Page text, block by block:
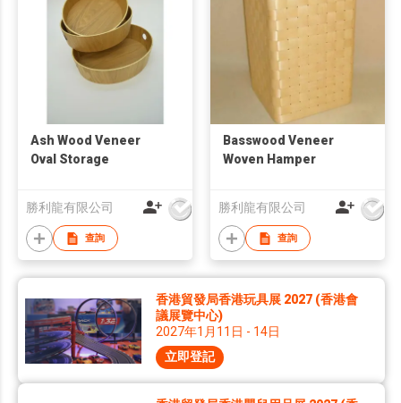
Ash Wood Veneer
Oval Storage
勝利龍有限公司
查詢
Basswood Veneer
Woven Hamper
勝利龍有限公司
查詢
香港貿發局香港玩具展 2027 (香港會
議展覽中心)
2027年1月11日 - 14日
立即登記